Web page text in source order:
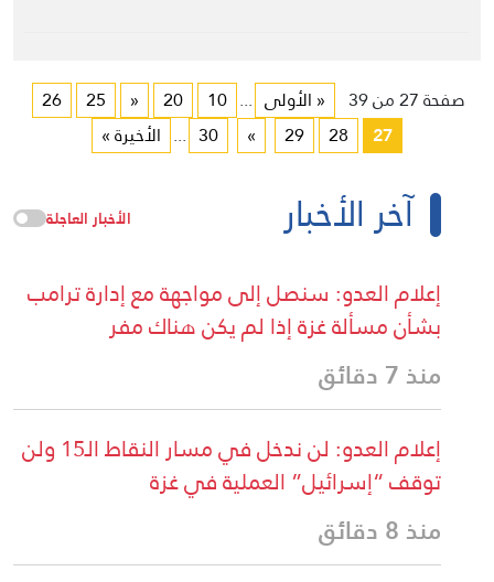
صفحة 27 من 39 « الأولى ...
10
20
«
25
26
27
28
29
»
30
... الأخيرة »
آخر الأخبار الأخبار العاجلة
إعلام العدو: سنصل إلى مواجهة مع إدارة ترامب
بشأن مسألة غزة إذا لم يكن هناك مفر
منذ 7 دقائق
إعلام العدو: لن ندخل في مسار النقاط الـ15 ولن
توقف “إسرائيل” العملية في غزة
منذ 8 دقائق